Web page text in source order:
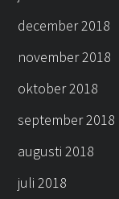
december 2018
november 2018
oktober 2018
september 2018
augusti 2018
juli 2018